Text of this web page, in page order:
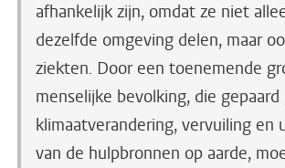
afhankelijk zijn, omdat ze niet
dezelfde omgeving delen, maar
ziekten. Door een toenemende
menselijke bevolking, die
klimaatverandering, vervuiling en
van de hulpbronnen op aarde,